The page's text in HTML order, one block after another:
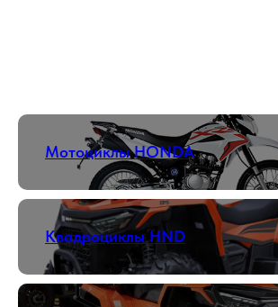
Мотоциклы HONDA
Квадроциклы HND